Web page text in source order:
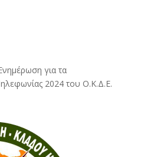
για τα
2024 του Ο.Κ.Δ.Ε.